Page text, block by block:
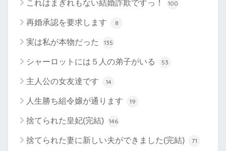
これはまぎれもない結婚詐欺ですっ！ 100
再婚承認を要求します 8
実は私が本物だった 135
シャーロットには５人の弟子がいる 53
主人公の女友達です 14
人生勝ち組令嬢が通ります 19
捨てられた皇妃(完結) 146
捨てられた妻に新しい夫ができました(完結) 71